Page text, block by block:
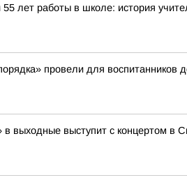
лет работы в школе: история
провели для воспитанников
выходные выступит с концертом в